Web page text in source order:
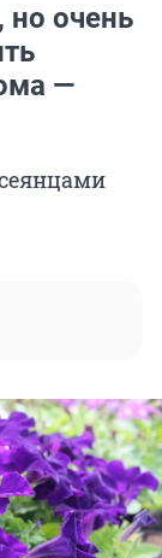
но очень
—